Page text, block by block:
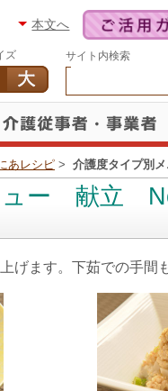
本文へ
ズ サイト内検索
あレシピ > 介護度タイプ別
ュー 献立
ます。下茹での手間